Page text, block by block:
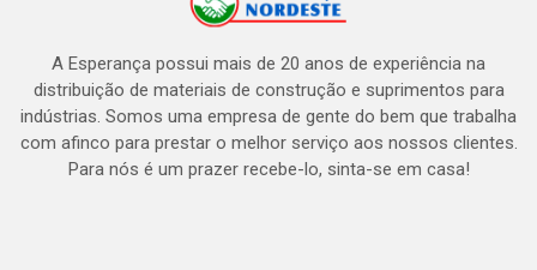
A Esperança possui mais de 20 anos de experiência na
distribuição de materiais de construção e suprimentos para
indústrias. Somos uma empresa de gente do bem que trabalha
com afinco para prestar o melhor serviço aos nossos clientes.
Para nós é um prazer recebe-lo, sinta-se em casa!